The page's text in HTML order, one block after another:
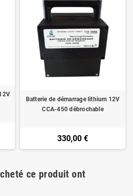
Batterie de démarrage lithium 12V
CCA-450 débrochable
330,00 €
ce produit ont